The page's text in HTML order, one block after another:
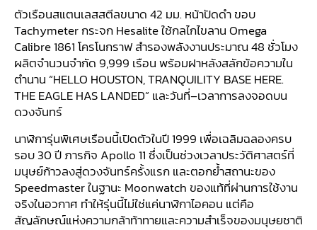
ตัวเรือนสแตนเลสสตีลขนาด 42 มม. หน้าปัดดำ ขอบ
Tachymeter กระจก Hesalite ใช้กลไกไขลาน Omega
Calibre 1861 โครโนกราฟ สำรองพลังงานประมาณ 48 ชั่วโมง
ผลิตจำนวนจำกัด 9,999 เรือน พร้อมฝาหลังสลักข้อความใน
ตำนาน “HELLO HOUSTON, TRANQUILITY BASE HERE.
THE EAGLE HAS LANDED” และวันที่–เวลาการลงจอดบน
ดวงจันทร์
นาฬิการุ่นพิเศษเรือนนี้เปิดตัวในปี 1999 เพื่อเฉลิมฉลองครบ
รอบ 30 ปี ภารกิจ Apollo 11 ซึ่งเป็นช่วงเวลาประวัติศาสตร์ที่
มนุษย์ก้าวลงสู่ดวงจันทร์ครั้งแรก และตอกย้ำสถานะของ
Speedmaster ในฐานะ Moonwatch ของแท้ที่ผ่านการใช้งาน
จริงในอวกาศ ทำให้รุ่นนี้ไม่ใช่แค่นาฬิกาไอคอน แต่คือ
สัญลักษณ์แห่งความกล้าท้าทายและความสำเร็จของมนุษยชาติ